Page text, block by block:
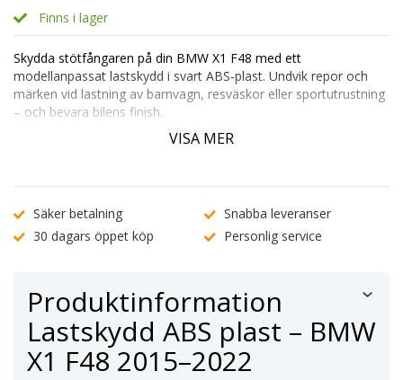
Finns i lager
Skydda stötfångaren på din BMW X1 F48 med ett
modellanpassat lastskydd i svart ABS‑plast. Undvik repor och
märken vid lastning av barnvagn, resväskor eller sportutrustning
– och bevara bilens finish.
Perfekt passform för BMW X1 F48 (årsmodeller 2015–
Förmonterad tejp – enkel och verktygsfri montering
Kontakta kundtjänst
om du är osäker på passform.
VISA MER
Säker betalning
Snabba leveranser
30 dagars öppet köp
Personlig service
Produktinformation
Lastskydd ABS plast – BMW
X1 F48 2015–2022